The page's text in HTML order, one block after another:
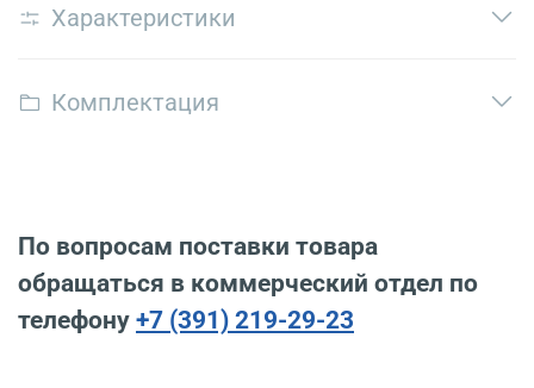
Характеристики
Комплектация
По вопросам поставки товара
обращаться в коммерческий отдел по
телефону +7 (391) 219-29-23